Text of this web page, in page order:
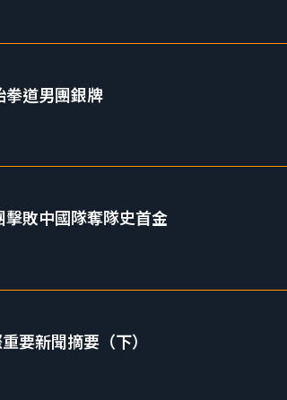
拳道男團銀牌
敗中國隊奪隊史首金
要新聞摘要（下）